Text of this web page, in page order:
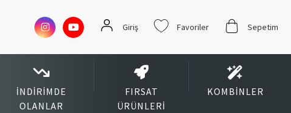
Giriş Favoriler Sepetim
İNDIRIMDE
OLANLAR
FIRSAT
ÜRÜNLERI
KOMBINLER